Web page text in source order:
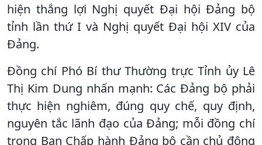
hiện thắng lợi Nghị quyết Đại hội Đảng bộ
tỉnh lần thứ I và Nghị quyết Đại hội XIV của
Đảng.
Đồng chí Phó Bí thư Thường trực Tỉnh ủy Lê
Thị Kim Dung nhấn mạnh: Các Đảng bộ phải
thực hiện nghiêm, đúng quy chế, quy định,
nguyên tắc lãnh đạo của Đảng; mỗi đồng chí
trong Ban Chấp hành Đảng bộ cần chủ động